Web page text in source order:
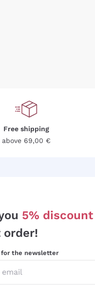
Free shipping
above 69,00 €
5% discount
for the newsletter